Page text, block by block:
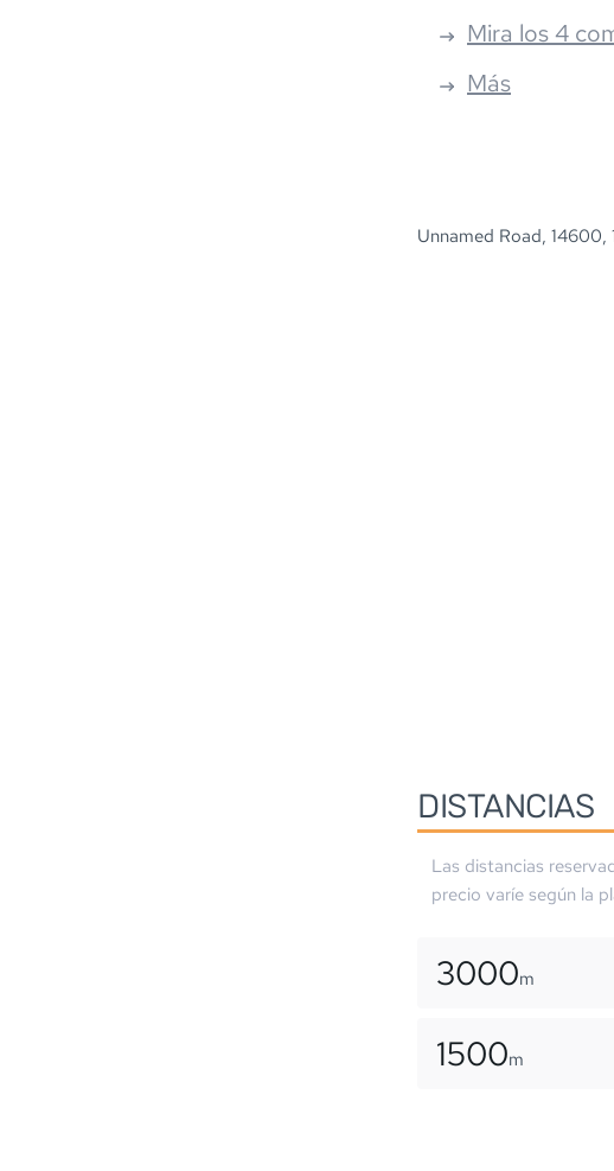
Mira los 4
Más
Unnamed Road,
DISTANCIAS
Las distancias
precio varíe según la
3000m
1500m